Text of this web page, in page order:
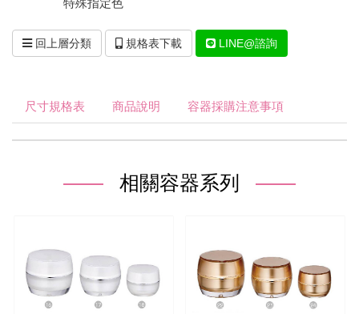
特殊指定色
回上層分類 規格表下載 LINE@諮詢
尺寸規格表 商品說明 容器採購注意事項
相關容器系列